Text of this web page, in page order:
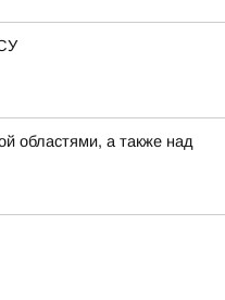
областями, а также над